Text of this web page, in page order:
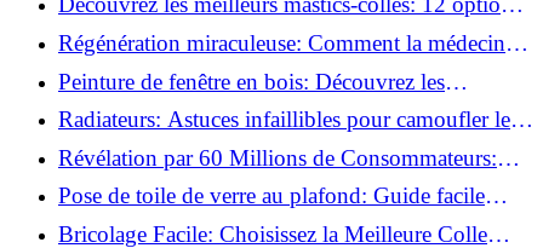
dès 6,70 €!
Régénération miraculeuse: Comment la médecine
régénérative peut restaurer votre confiance!
Peinture de fenêtre en bois: Découvrez les
techniques infaillibles pour un résultat parfait!
Radiateurs: Astuces infaillibles pour camoufler les
tuyaux apparents!
Révélation par 60 Millions de Consommateurs:
Découvrez le sérum anti-rides numéro un!
Pose de toile de verre au plafond: Guide facile
pour débutants!
Bricolage Facile: Choisissez la Meilleure Colle